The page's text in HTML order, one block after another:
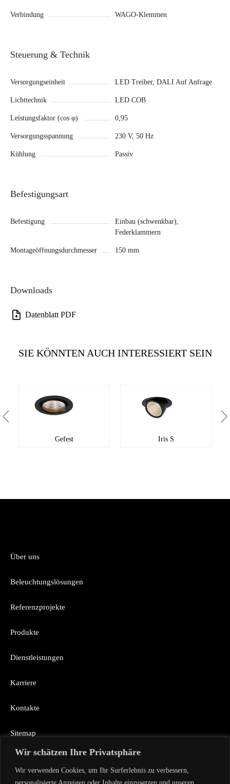
Wir schätzen Ihre Privatsphäre
Wir verwenden Cookies, um Ihr Surferlebnis zu verbessern,
personalisierte Anzeigen oder Inhalte einzusetzen und unseren
Verbindung WAGO-Klemmen
Steuerung & Technik
Versorgungseinheit LED Treiber, DALI Auf Anfrage
Lichttechnik LED COB
Leistungsfaktor (cos φ) 0,95
Versorgungsspannung 230 V, 50 Hz
Kühlung Passiv
Befestigungsart
Befestigung
Einbau (schwenkbar),
Federklammern
Montageöffnungsdurchmesser 150 mm
Downloads
Datenblatt PDF
SIE KÖNNTEN AUCH INTERESSIERT SEIN
Gefest Iris S
Über uns
Beleuchtungslösungen
Referenzprojekte
Produkte
Dienstleistungen
Karriere
Kontakte
Sitemap